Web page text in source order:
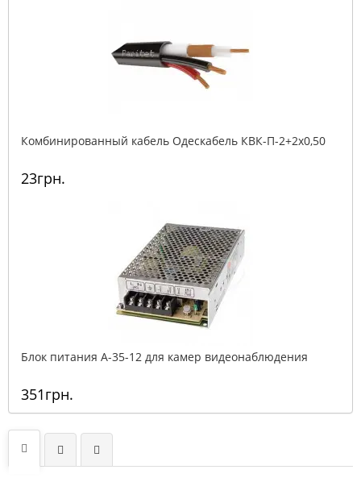
Комбинированный кабель Одескабель КВК-П-2+2х0,50
23грн.
Блок питания A-35-12 для камер видеонаблюдения
351грн.